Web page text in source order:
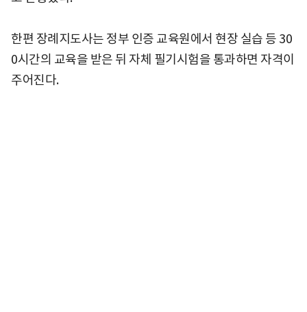
한편 장례지도사는 정부 인증 교육원에서 현장 실습 등 30
0시간의 교육을 받은 뒤 자체 필기시험을 통과하면 자격이
주어진다.